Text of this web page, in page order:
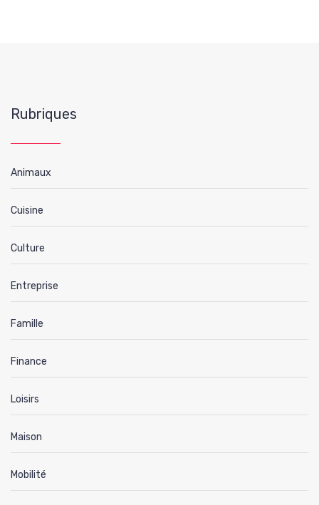
Rubriques
Animaux
Cuisine
Culture
Entreprise
Famille
Finance
Loisirs
Maison
Mobilité